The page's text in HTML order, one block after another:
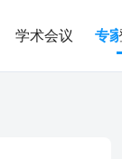
学术会议 专